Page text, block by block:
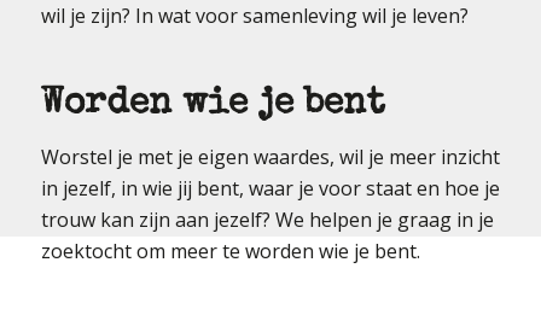
wil je zijn? In wat voor samenleving wil je leven?
Worden wie je bent
Worstel je met je eigen waardes, wil je meer inzicht
in jezelf, in wie jij bent, waar je voor staat en hoe je
trouw kan zijn aan jezelf? We helpen je graag in je
zoektocht om meer te worden wie je bent.